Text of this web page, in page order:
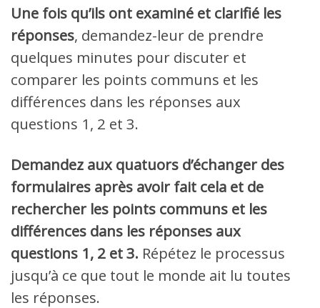
Une fois qu’ils ont examiné et clarifié les
réponses, demandez-leur de prendre
quelques minutes pour discuter et
comparer les points communs et les
différences dans les réponses aux
questions 1, 2 et 3.
Demandez aux quatuors d’échanger des
formulaires après avoir fait cela et de
rechercher les points communs et les
différences dans les réponses aux
questions 1, 2 et 3. Répétez le processus
jusqu’à ce que tout le monde ait lu toutes
les réponses.